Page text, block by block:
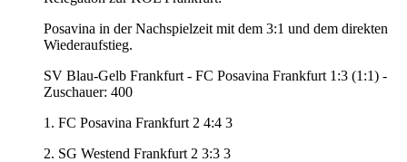
Posavina in der Nachspielzeit mit dem 3:1 und dem direkten
Wiederaufstieg.
SV Blau-Gelb Frankfurt - FC Posavina Frankfurt 1:3 (1:1) -
Zuschauer: 400
1. FC Posavina Frankfurt 2 4:4 3
2. SG Westend Frankfurt 2 3:3 3